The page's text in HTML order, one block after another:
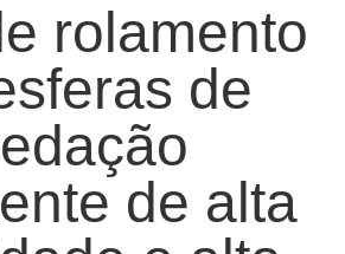
rolamento
de
de alta